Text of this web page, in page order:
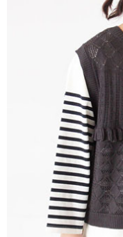
2.透過簡訊連結打開帳單後
帳／街口支付／iPASS
1.本服務係由「台灣大哥大
用戶於交易時，得透過本服
買賣價金債權讓與本公司後
2.基於同意付款使用「大哥
資料（包含姓名、電話或地
由本公司與您本人進行分期
3.完整用戶服務條款，請詳
１．於結帳方式選擇「
結帳頁面，進行簡訊認證並
２．訂單成立數日內，您將
３．收到繳費通知簡訊後14
ATM／網路銀行／等多元方
※ 請注意：結帳手續完成當
購買商品的店家。未經商家
後付繳納相關費用。
※ 交易是否成功請以「
是否繳費成功／繳費後需取
客戶支援中心」https://
【注意事項】
１．透過由恩沛科技股份有
易，需依本服務之必要範圍
權轉讓予恩沛科技股份有限
２．關於個人資料處理事宜
https://aftee.tw/terms/#terms3
３．未成年的使用者請事先
每筆NT$60，滿
萊爾富取貨付款
每筆NT$60，滿NT$888(
萊爾富純取貨
每筆NT$60，滿
7-11取貨付款
每筆NT$60，滿NT$888(
7-11純取貨
每筆NT$60，滿